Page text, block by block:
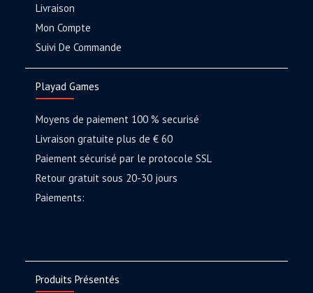
Livraison
Mon Compte
Suivi De Commande
Playad Games
Moyens de paiement 100 % securisé
Livraison gratuite plus de € 60
Paiement sécurisé par le protocole SSL
Retour gratuit sous 20-30 jours
Paiements:
Produits Présentés